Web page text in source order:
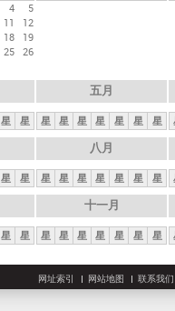
4
5
11
12
18
19
25 26
星 星
五月
星 星 星 星 星 星 星
星 星
八月
星 星 星 星 星 星 星
星 星
十一月
星 星 星 星 星 星 星
网址索引 网站地图 联系我们